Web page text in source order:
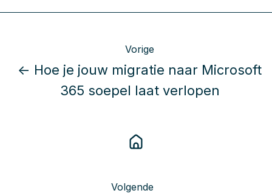
Vorige
← Hoe je jouw migratie naar Microsoft
365 soepel laat verlopen
Volgende